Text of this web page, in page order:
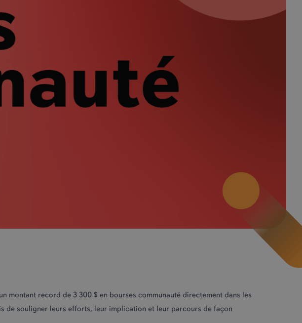
montant record de 3 300 $ en bourses communauté directement dans les
de souligner leurs efforts, leur implication et leur parcours de façon